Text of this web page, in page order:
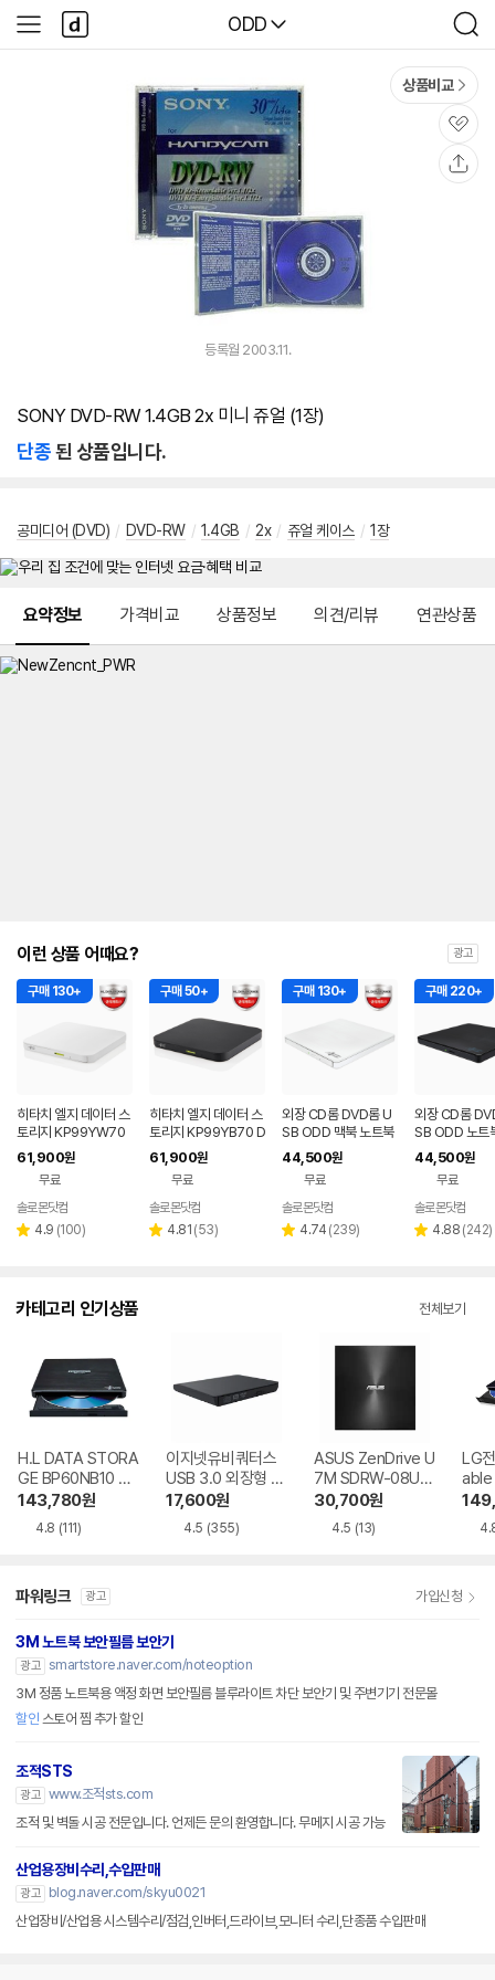
다나와
ODD
검
색
사
이
다
나
와
상품비교
관
심
등록월 2003.11.
SONY DVD-RW 1.4GB 2x 미니 쥬얼 (1장)
단종된 상품입니다.
공미디어 (DVD) / DVD-RW / 1.4GB / 2x / 쥬얼 케이스 / 1장
요약정보 가격비교 상품정보 의견/리뷰 연관상품
이런 상품 어때요? 광고
구매 130+
히타치 엘지 데이터 스
토리지 KP99YW70
DVD 화이트 외장OD
D CD DVD 리핑 안드
로이드
61,900원
무료
페이
솔로몬닷컴
별 4.9 리
(100)
구매 50+
히타치 엘지 데이터 스
토리지 KP99YB70 D
VD 블랙 외장ODD C
D DVD 리핑 안드로이
61,900원
무료
페이
솔로몬닷컴
별 4.81 리
(53)
구매 130+
외장 CD롬 DVD롬 U
SB ODD 맥북 노트북
호환 화이트 히타치엘
지 GP62NW60
44,500원
무료
페이
솔로몬닷컴
별 4.74 리
(239)
구매 220+
외장 CD롬
SB ODD 노트
크탑 맥 호환
치엘지
44,500원
무료
페
솔로몬닷컴
별 4.88 리
(242)
카테고리 인기상품 전체보기
H.L DATA STORA
GE BP60NB10 블
루레이 외장ODD
143,780원
4.8 (111)
이지넷유비쿼터스
USB 3.0 외장형 D
VD-RW NEXT-20
0DVD-RW
17,600원
4.5 (355)
ASUS ZenDrive U
7M SDRW-08U7
M-U-B
30,700원
4.5 (13)
LG
able
파워링크 광고 가입신청
3M 노트북 보안필름 보안기
광고 smartstore.naver.com/noteoption
3M 정품 노트북용 액정 화면 보안필름 블루라이트 차단 보안기 및 주변기기 전문몰
할인 스토어 찜 추가 할인
조적STS
광고 www.조적sts.com
조적 및 벽돌 시공 전문입니다. 언제든 문의 환영합니다. 무메지 시공 가능
산업용장비수리,수입판매
광고
blog.naver.com/skyu0021
산업장비/산업용 시스템수리/점검,인버터,드라이브,모니터 수리,단종품 수입판매